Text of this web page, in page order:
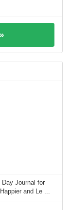
Journal for
and Le ...